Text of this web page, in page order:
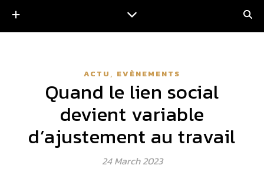
ACTU , EVÈNEMENTS
Quand le lien social
devient variable
d’ajustement au travail
24 March 2023